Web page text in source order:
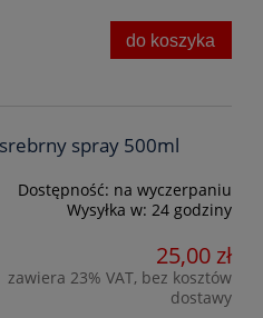
do koszyka
spray 500ml
Dostępność: na wyczerpaniu
Wysyłka w: 24 godziny
25,00 zł
zawiera 23% VAT, bez kosztów
dostawy